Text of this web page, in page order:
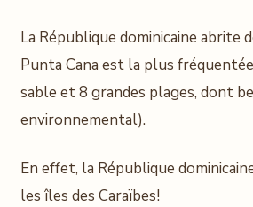
La République dominicaine abrite
Punta Cana est la plus
sable et 8 grandes plages, dont
environnemental).
En effet, la République
les îles des Caraïbes!